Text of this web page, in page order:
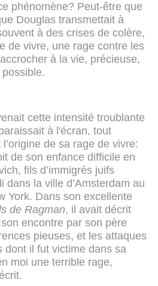
phénomène? Peut-être que
Douglas transmettait à
à des crises de colère,
de vivre, une rage contre les
à la vie, précieuse,
cette intensité troublante
à l'écran, tout
de sa rage de vivre:
de son enfance difficile en
fils d’immigrés juifs
dans la ville d’Amsterdam au
York. Dans son excellente
de Ragman, il avait décrit
encontre par son père
pieuses, et les attaques
dont il fut victime dans sa
moi une terrible rage,